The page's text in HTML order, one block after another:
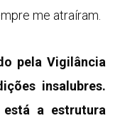
me atraíram.
pela Vigilância
insalubres.
a estrutura